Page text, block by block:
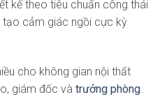
kế theo tiêu chuẩn công thái
tạo cảm giác ngồi cực kỳ
cho không gian nội thất
giám đốc và trưởng phòng